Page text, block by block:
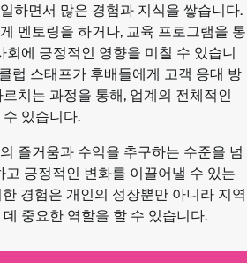
하면서 많은 경험과 지식을 쌓습니다.
멘토링을 하거나, 교육 프로그램을 통
회에 긍정적인 영향을 미칠 수 있습니
럽 스태프가 후배들에게 고객 응대 방
치는 과정을 통해, 업계의 전체적인
있습니다.
즐거움과 수익을 추구하는 수준을 넘
고 긍정적인 변화를 이끌어낼 수 있는
경험은 개인의 성장뿐만 아니라 지역
중요한 역할을 할 수 있습니다.